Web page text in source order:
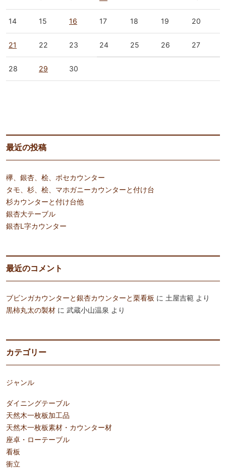
14 15 16 17 18 19 20
21 22 23 24 25 26 27
28 29 30
最近の投稿
欅、銀杏、桧、ボセカウンター
タモ、杉、桧、マホガニーカウンターと付け台
杉カウンターと付け台他
銀杏大テーブル
銀杏L字カウンター
最近のコメント
ブビンガカウンターと銀杏カウンターと栗看板 に 土屋吉範 より
黒柿丸太の製材 に 武蔵小山温泉 より
カテゴリー
ジャンル
ダイニングテーブル
天然木一枚板加工品
天然木一枚板素材・カウンター材
座卓・ローテーブル
看板
衝立